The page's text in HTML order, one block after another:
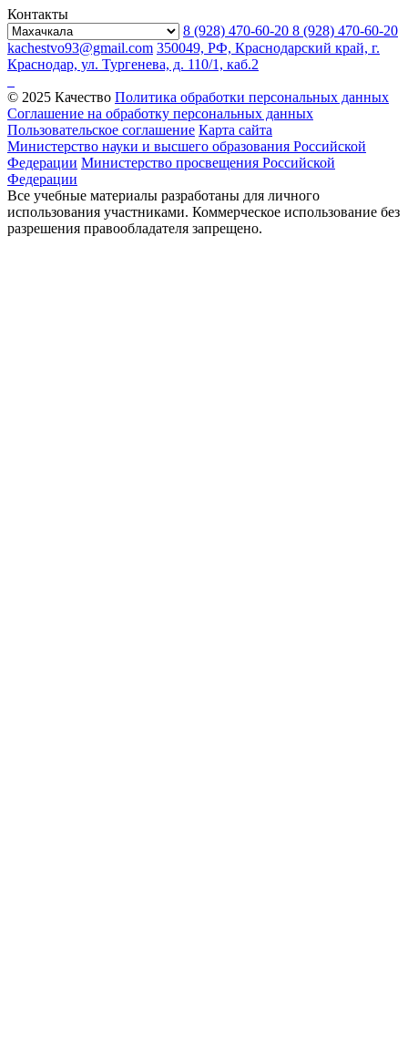
Контакты
8 (928) 470-60-20 8 (928) 470-60-20
kachestvo93@gmail.com 350049, РФ, Краснодарский край, г.
Краснодар, ул. Тургенева, д. 110/1, каб.2
© 2025 Качество Политика обработки персональных данных
Соглашение на обработку персональных данных
Пользовательское соглашение Карта сайта
Министерство науки и высшего образования Российской
Федерации Министерство просвещения Российской
Федерации
Все учебные материалы разработаны для личного
использования участниками. Коммерческое использование без
разрешения правообладателя запрещено.